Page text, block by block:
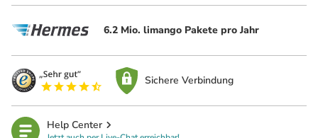
6.2 Mio. limango Pakete pro Jahr
Sichere Verbindung
Help Center